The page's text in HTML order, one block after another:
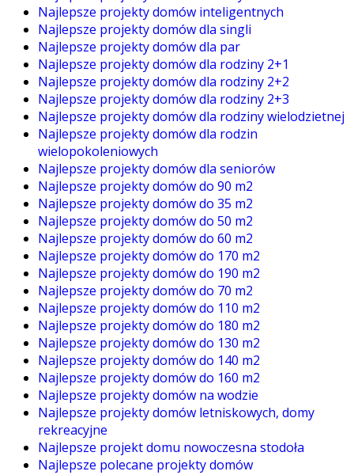
Najlepsze projekty domów inteligentnych
Najlepsze projekty domów dla singli
Najlepsze projekty domów dla par
Najlepsze projekty domów dla rodziny 2+1
Najlepsze projekty domów dla rodziny 2+2
Najlepsze projekty domów dla rodziny 2+3
Najlepsze projekty domów dla rodziny wielodzietnej
Najlepsze projekty domów dla rodzin
wielopokoleniowych
Najlepsze projekty domów dla seniorów
Najlepsze projekty domów do 90 m2
Najlepsze projekty domów do 35 m2
Najlepsze projekty domów do 50 m2
Najlepsze projekty domów do 60 m2
Najlepsze projekty domów do 170 m2
Najlepsze projekty domów do 190 m2
Najlepsze projekty domów do 70 m2
Najlepsze projekty domów do 110 m2
Najlepsze projekty domów do 180 m2
Najlepsze projekty domów do 130 m2
Najlepsze projekty domów do 140 m2
Najlepsze projekty domów do 160 m2
Najlepsze projekty domów na wodzie
Najlepsze projekty domów letniskowych, domy
rekreacyjne
Najlepsze projekt domu nowoczesna stodoła
Najlepsze polecane projekty domów